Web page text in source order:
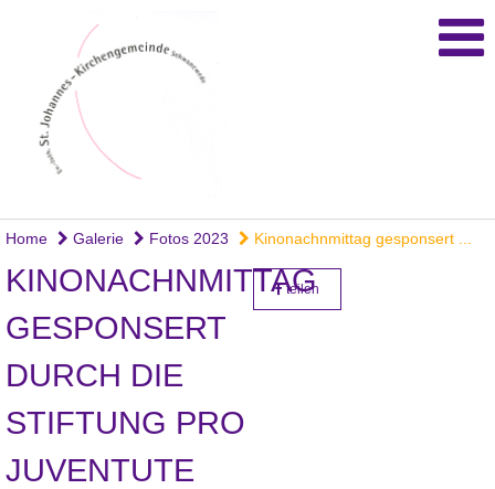
Home Galerie Fotos 2023 Kinonachnmittag gesponsert ...
KINONACHNMITTAG
GESPONSERT
DURCH DIE
STIFTUNG PRO
JUVENTUTE
teilen